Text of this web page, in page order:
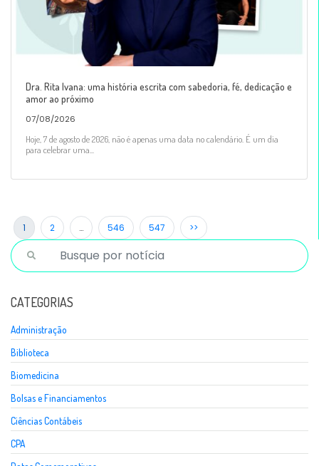
Dra. Rita Ivana: uma história escrita com sabedoria, fé, dedicação e
amor ao próximo
07/08/2026
Hoje, 7 de agosto de 2026, não é apenas uma data no calendário. É um dia
para celebrar uma...
1 2 … 546 547 >>
CATEGORIAS
Administração
Biblioteca
Biomedicina
Bolsas e Financiamentos
Ciências Contábeis
CPA